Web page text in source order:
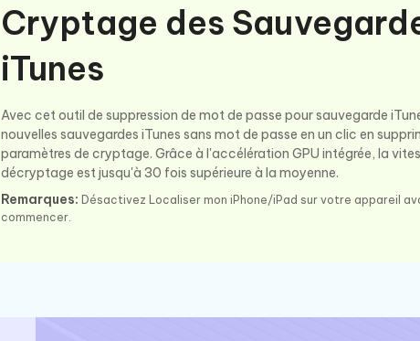
Cryptage des
iTunes
Avec cet outil de suppression de mot de passe pour sauvegarde
nouvelles sauvegardes iTunes sans mot de passe en un clic en
paramètres de cryptage. Grâce à l'accélération GPU intégrée, la
décryptage est jusqu'à 30 fois supérieure à la moyenne.
Remarques: Désactivez Localiser mon iPhone/iPad sur votre appareil
commencer.